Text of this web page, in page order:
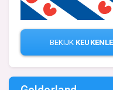
BEKIJK